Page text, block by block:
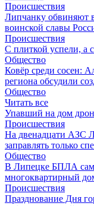
Происшествия
Липчанку обвиняют
воинской славы
Происшествия
С плиткой успели, а
Общество
Ковёр среди сосен:
региона обсудили
Общество
Читать все
Упавший на дом дрон
Происшествия
На двенадцати АЗС
заправлять только
Общество
В Липецке БПЛА
многоквартирный
Происшествия
Празднование Дня